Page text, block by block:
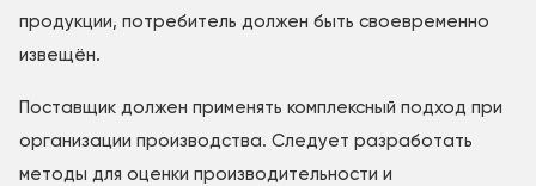
продукции, потребитель должен быть своевременно
извещён.
Поставщик должен применять комплексный подход при
организации производства. Следует разработать
методы для оценки производительности и